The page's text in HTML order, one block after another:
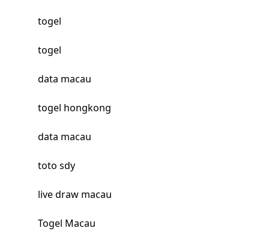
togel
togel
data macau
togel hongkong
data macau
toto sdy
live draw macau
Togel Macau